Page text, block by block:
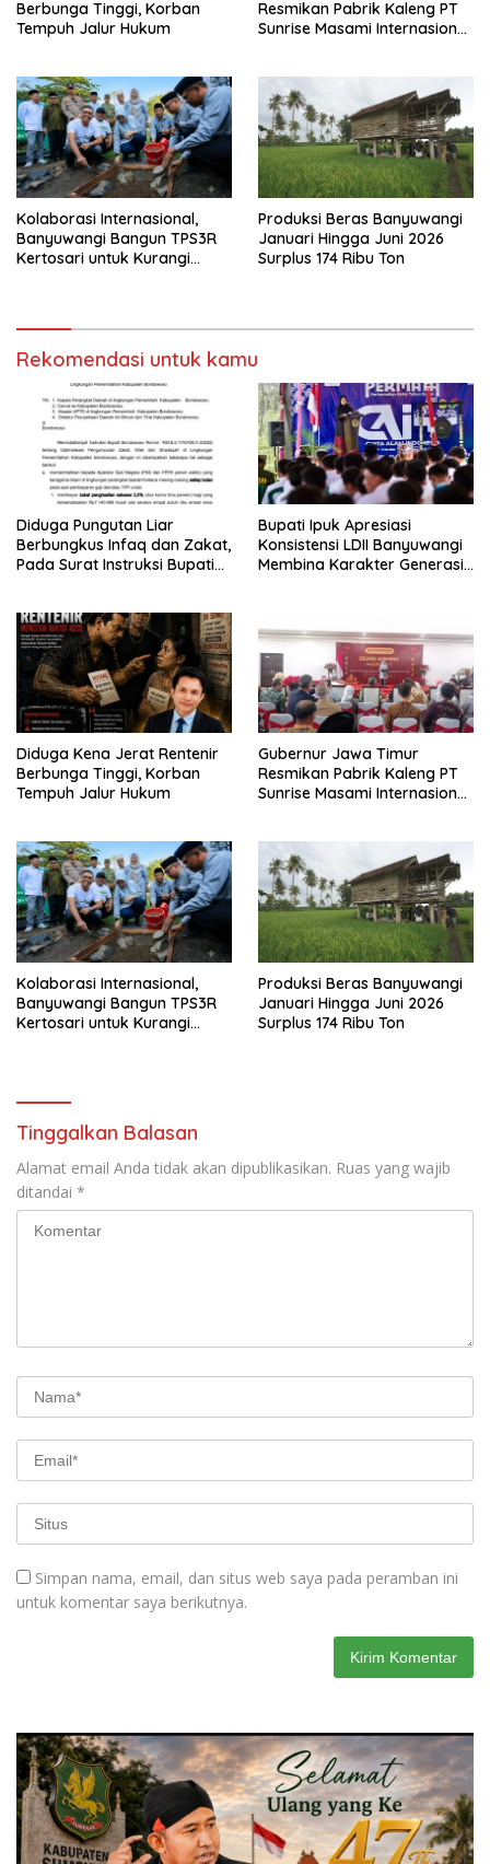
Berbunga Tinggi, Korban
Tempuh Jalur Hukum
Resmikan Pabrik Kaleng PT
Sunrise Masami Internasional,
Kolaborasi Internasional,
Banyuwangi Bangun TPS3R
Kertosari untuk Kurangi
Produksi Beras Banyuwangi
Januari Hingga Juni 2026
Surplus 174 Ribu Ton
Rekomendasi untuk kamu
Diduga Pungutan Liar
Berbungkus Infaq dan Zakat,
Pada Surat Instruksi Bupati
Bupati Ipuk Apresiasi
Konsistensi LDII Banyuwangi
Membina Karakter Generasi
Diduga Kena Jerat Rentenir
Berbunga Tinggi, Korban
Tempuh Jalur Hukum
Gubernur Jawa Timur
Resmikan Pabrik Kaleng PT
Sunrise Masami Internasional,
Kolaborasi Internasional,
Banyuwangi Bangun TPS3R
Kertosari untuk Kurangi
Produksi Beras Banyuwangi
Januari Hingga Juni 2026
Surplus 174 Ribu Ton
Tinggalkan Balasan
Alamat email Anda tidak akan dipublikasikan. Ruas yang wajib
ditandai *
Simpan nama, email, dan situs web saya pada peramban ini
untuk komentar saya berikutnya.